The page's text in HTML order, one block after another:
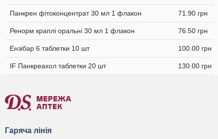
Панкрен фітоконцентрат 30 мл 1 флакон 71.90 грн
Ренорм краплі оральні 30 мл 1 флакон 76.50 грн
Ензібар 6 таблетки 10 шт 100.00 грн
IF Панкреахол таблетки 20 шт 130.00 грн
Гаряча лінія